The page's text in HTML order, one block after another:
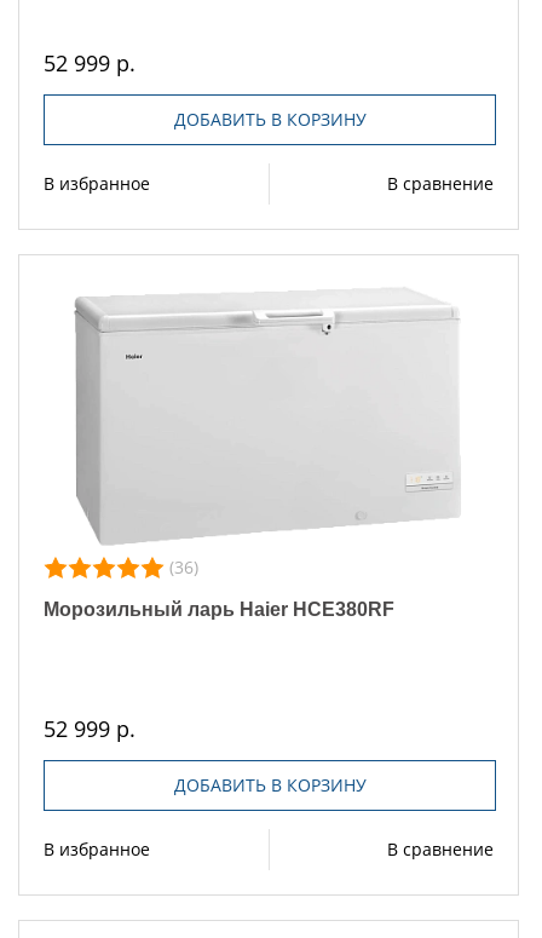
52 999 р.
ДОБАВИТЬ В КОРЗИНУ
В избранное В сравнение
(36)
Морозильный ларь Haier HCE380RF
52 999 р.
ДОБАВИТЬ В КОРЗИНУ
В избранное В сравнение